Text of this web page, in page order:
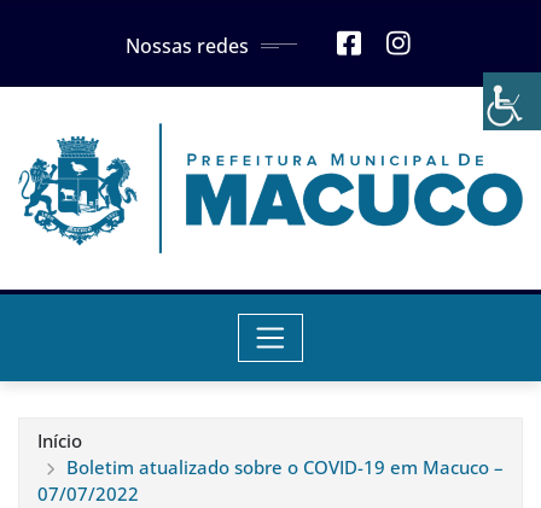
Nossas redes
Início
Boletim atualizado sobre o COVID-19 em Macuco –
07/07/2022